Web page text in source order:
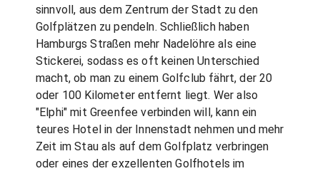
sinnvoll, aus dem Zentrum der Stadt zu den
Golfplätzen zu pendeln. Schließlich haben
Hamburgs Straßen mehr Nadelöhre als eine
Stickerei, sodass es oft keinen Unterschied
macht, ob man zu einem Golfclub fährt, der 20
oder 100 Kilometer entfernt liegt. Wer also
"Elphi" mit Greenfee verbinden will, kann ein
teures Hotel in der Innenstadt nehmen und mehr
Zeit im Stau als auf dem Golfplatz verbringen
oder eines der exzellenten Golfhotels im